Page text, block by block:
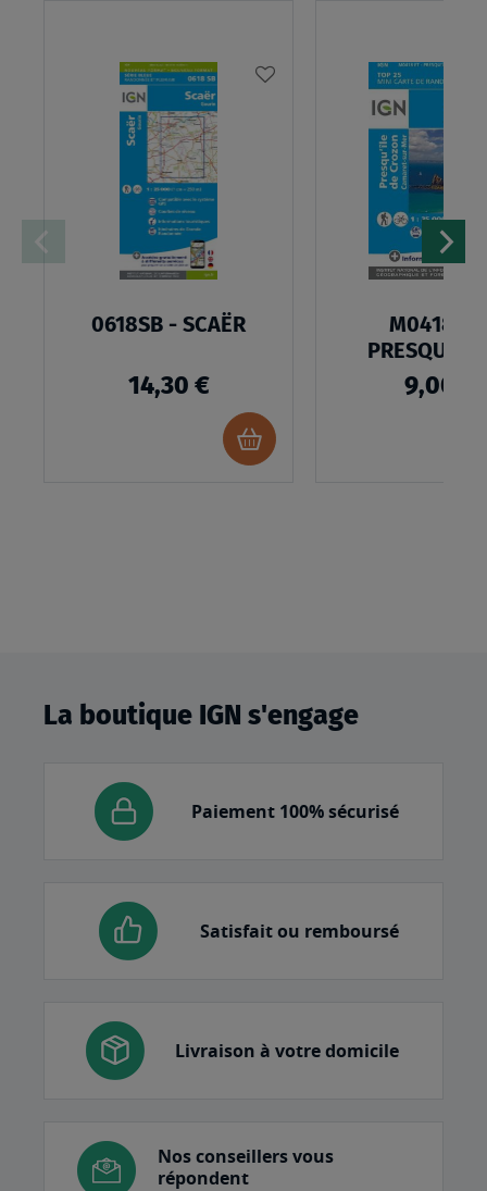
0618SB - SCAËR
14,30 €
Ajouter
au
M0418ET
PRESQU'ÎLE
CROZON
9,00 €
La boutique IGN s'engage
Paiement 100% sécurisé
Satisfait ou remboursé
Livraison à votre domicile
Nos conseillers vous
répondent